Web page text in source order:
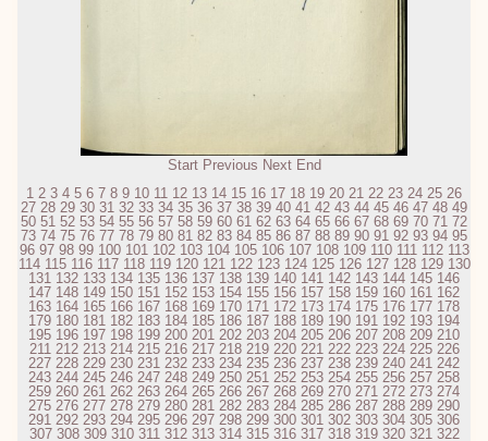
Start Previous Next End
1 2 3 4 5 6 7 8 9 10 11 12 13 14 15 16 17 18 19 20 21 22 23 24 25 26
27 28 29 30 31 32 33 34 35 36 37 38 39 40 41 42 43 44 45 46 47 48 49
50 51 52 53 54 55 56 57 58 59 60 61 62 63 64 65 66 67 68 69 70 71 72
73 74 75 76 77 78 79 80 81 82 83 84 85 86 87 88 89 90 91 92 93 94 95
96 97 98 99 100 101 102 103 104 105 106 107 108 109 110 111 112 113
114 115 116 117 118 119 120 121 122 123 124 125 126 127 128 129 130
131 132 133 134 135 136 137 138 139 140 141 142 143 144 145 146
147 148 149 150 151 152 153 154 155 156 157 158 159 160 161 162
163 164 165 166 167 168 169 170 171 172 173 174 175 176 177 178
179 180 181 182 183 184 185 186 187 188 189 190 191 192 193 194
195 196 197 198 199 200 201 202 203 204 205 206 207 208 209 210
211 212 213 214 215 216 217 218 219 220 221 222 223 224 225 226
227 228 229 230 231 232 233 234 235 236 237 238 239 240 241 242
243 244 245 246 247 248 249 250 251 252 253 254 255 256 257 258
259 260 261 262 263 264 265 266 267 268 269 270 271 272 273 274
275 276 277 278 279 280 281 282 283 284 285 286 287 288 289 290
291 292 293 294 295 296 297 298 299 300 301 302 303 304 305 306
307 308 309 310 311 312 313 314 315 316 317 318 319 320 321 322